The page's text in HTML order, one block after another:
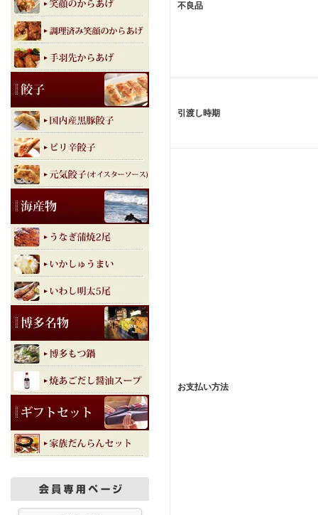
不良品
引渡し時期
お支払い方法